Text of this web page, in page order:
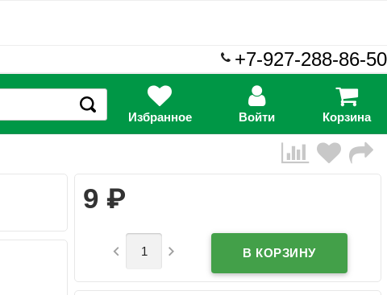
+7-927-288-86-50
Избранное Войти Корзина
9 ₽
 